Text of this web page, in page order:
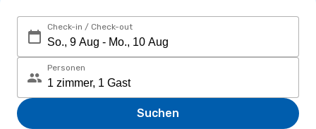
Check-in / Check-out
Personen
Suchen